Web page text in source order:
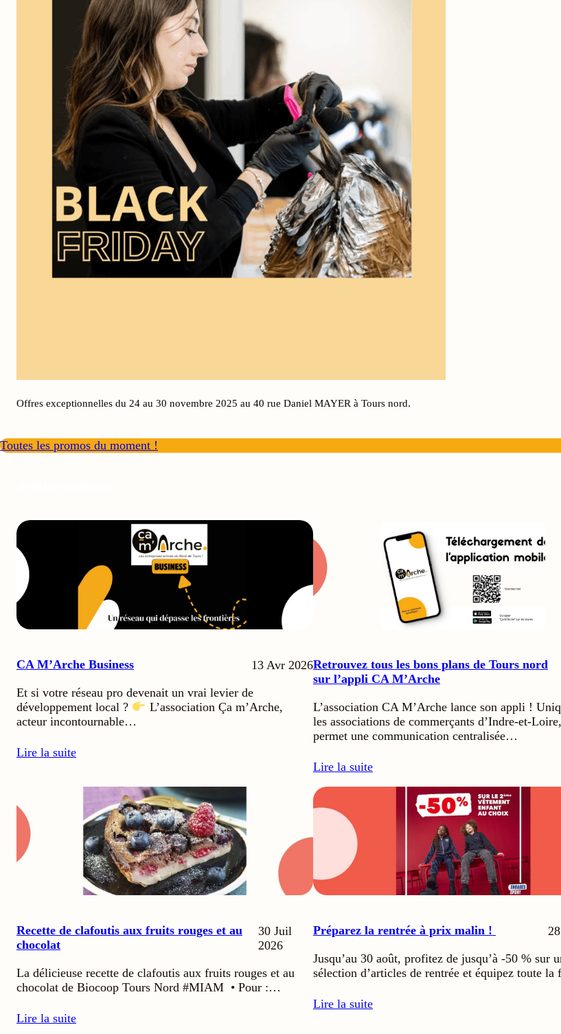
Offres exceptionnelles du 24 au 30 novembre 2025 au 40 rue Daniel MAYER à Tours nord.
Toutes les promos du moment !
CA M’Arche Business
13 Avr 2026
Et si votre réseau pro devenait un vrai levier de
développement local ?
L’association Ça m’Arche,
acteur incontournable…
Lire la suite
Retrouvez tous les bons plans de Tours nord
sur l’appli CA M’Arche
L’association CA M’Arche lance son appli !
les associations de commerçants d’Indre-et-
permet une communication centralisée…
Lire la suite
Recette de clafoutis aux fruits rouges et au
chocolat
30 Juil
2026
La délicieuse recette de clafoutis aux fruits rouges et au
chocolat de Biocoop Tours Nord #MIAM • Pour :…
Lire la suite
Préparez la rentrée à prix malin !
Jusqu’au 30 août, profitez de jusqu’à -50 % sur
sélection d’articles de rentrée et équipez toute
Lire la suite